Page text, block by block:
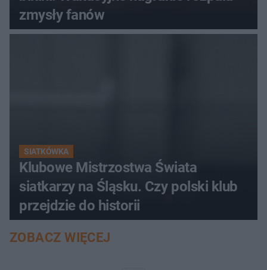
zmysły fanów
SIATKÓWKA
Klubowe Mistrzostwa Świata
siatkarzy na Śląsku. Czy polski klub
przejdzie do historii
ZOBACZ WIĘCEJ